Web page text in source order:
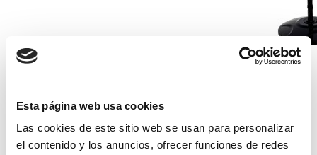
Esta página web usa cookies
Las cookies de este sitio web se usan para personalizar
el contenido y los anuncios, ofrecer funciones de redes
Estufa Infrarrojos
Cantidad